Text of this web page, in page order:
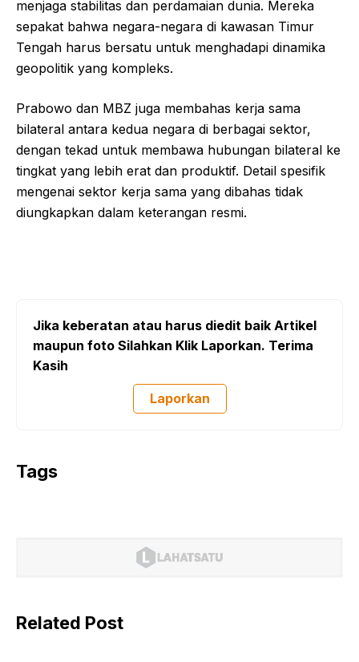
menjaga stabilitas dan perdamaian dunia. Mereka
sepakat bahwa negara-negara di kawasan Timur
Tengah harus bersatu untuk menghadapi dinamika
geopolitik yang kompleks.
Prabowo dan MBZ juga membahas kerja sama
bilateral antara kedua negara di berbagai sektor,
dengan tekad untuk membawa hubungan bilateral ke
tingkat yang lebih erat dan produktif. Detail spesifik
mengenai sektor kerja sama yang dibahas tidak
diungkapkan dalam keterangan resmi.
Jika keberatan atau harus diedit baik Artikel
maupun foto Silahkan Klik Laporkan. Terima
Kasih
Laporkan
Tags
Related Post